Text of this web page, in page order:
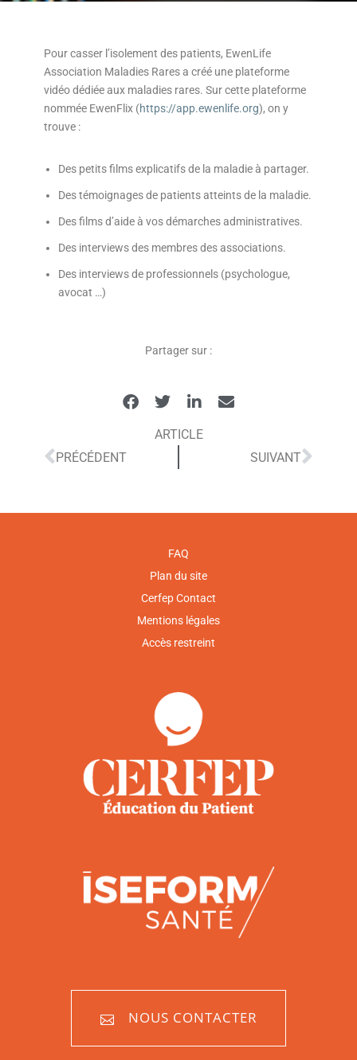
Pour casser l’isolement des patients, EwenLife
Association Maladies Rares a créé une plateforme
vidéo dédiée aux maladies rares. Sur cette plateforme
nommée EwenFlix (https://app.ewenlife.org), on y
trouve :
Des petits films explicatifs de la maladie à partager.
Des témoignages de patients atteints de la maladie.
Des films d’aide à vos démarches administratives.
Des interviews des membres des associations.
Des interviews de professionnels (psychologue,
avocat …)
Partager sur :
ARTICLE
PRÉCÉDENT
SUIVANT
FAQ
Plan du site
Cerfep Contact
Mentions légales
Accès restreint
NOUS CONTACTER